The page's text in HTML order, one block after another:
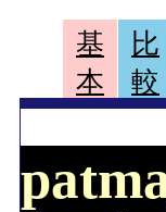
基
本
比
較